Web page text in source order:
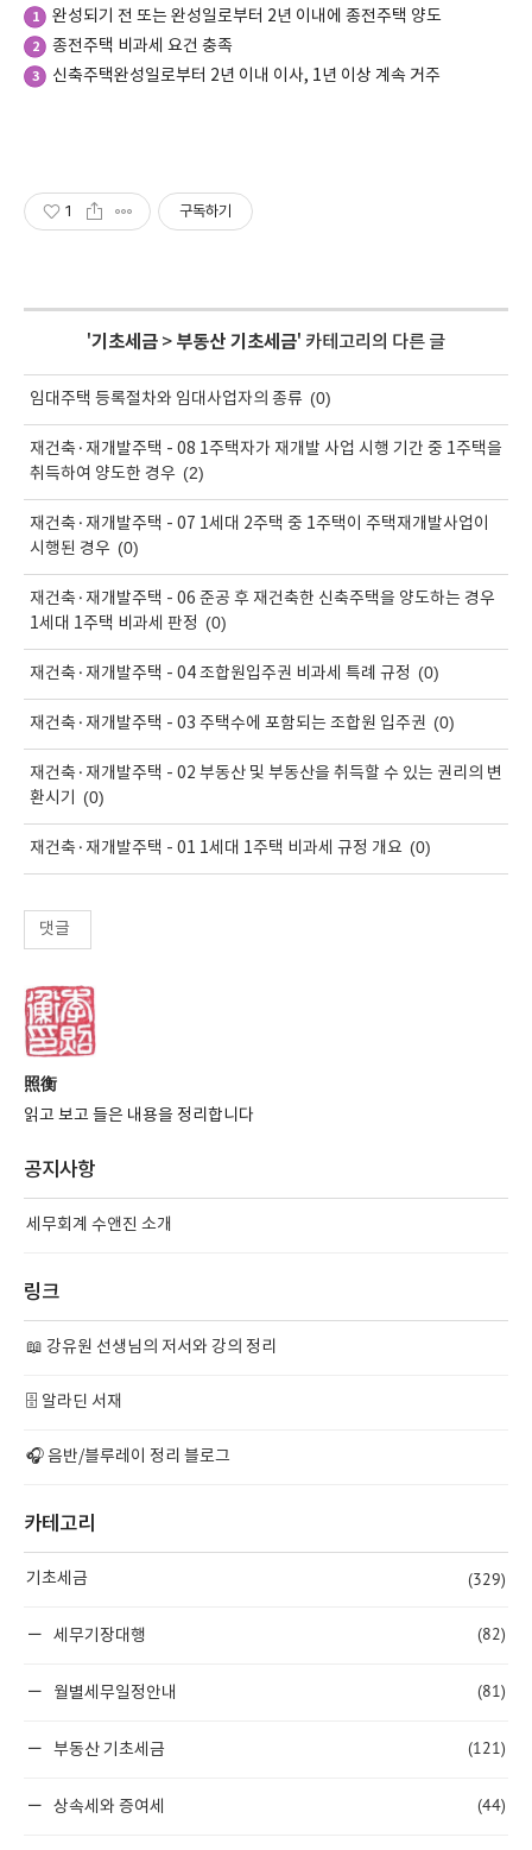
1 완성되기 전 또는 완성일로부터 2년 이내에 종전주택 양도
2 종전주택 비과세 요건 충족
3 신축주택완성일로부터 2년 이내 이사, 1년 이상 계속 거주
1 구독하기
'기초세금 > 부동산 기초세금' 카테고리의 다른 글
임대주택 등록절차와 임대사업자의 종류 (0)
재건축·재개발주택 - 08 1주택자가 재개발 사업 시행 기간 중 1주택을
취득하여 양도한 경우 (2)
재건축·재개발주택 - 07 1세대 2주택 중 1주택이 주택재개발사업이
시행된 경우 (0)
재건축·재개발주택 - 06 준공 후 재건축한 신축주택을 양도하는 경우
1세대 1주택 비과세 판정 (0)
재건축·재개발주택 - 04 조합원입주권 비과세 특례 규정 (0)
재건축·재개발주택 - 03 주택수에 포함되는 조합원 입주권 (0)
재건축·재개발주택 - 02 부동산 및 부동산을 취득할 수 있는 권리의 변
환시기
(0)
재건축·재개발주택 - 01 1세대 1주택 비과세 규정 개요 (0)
댓글
照衡
읽고 보고 들은 내용을 정리합니다
공지사항
세무회계 수앤진 소개
링크
📖 강유원 선생님의 저서와 강의 정리
🗄️ 알라딘 서재
🎧 음반/블루레이 정리 블로그
카테고리
기초세금 (329)
세무기장대행 (82)
월별세무일정안내 (81)
부동산 기초세금 (121)
상속세와 증여세 (44)